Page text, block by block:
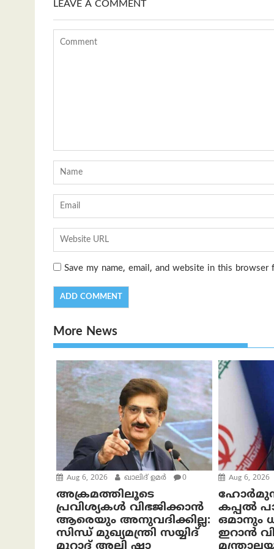
LEAVE A COMMENT
Save my name, email, and website in this
More News
Aug 6, 2026 ഖാലിദ് ഉമര്‍ 0
അക്രമത്തിലൂടെ
പ്രവിശ്യകൾ വിഭജിക്കാൻ
ആരെയും അനുവദിക്കില്ല:
സിന്ധ് മുഖ്യമന്ത്രി സയ്യിദ്
Aug 6, 2026
കപ്പൽ
ഒമാനും
ഇറാൻ